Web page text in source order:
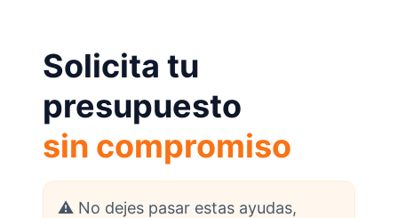
Solicita tu
presupuesto
sin compromiso
⚠️ No dejes pasar estas ayudas,